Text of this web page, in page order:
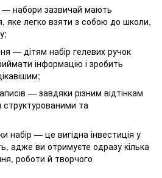
— набори зазвичай мають
яке легко взяти з собою до школи,
— дітям набір гелевих ручок
інформацію і зробить
— завдяки різним відтінкам
та
набір — це вигідна інвестиція у
адже ви отримуєте одразу кілька
роботи й творчого